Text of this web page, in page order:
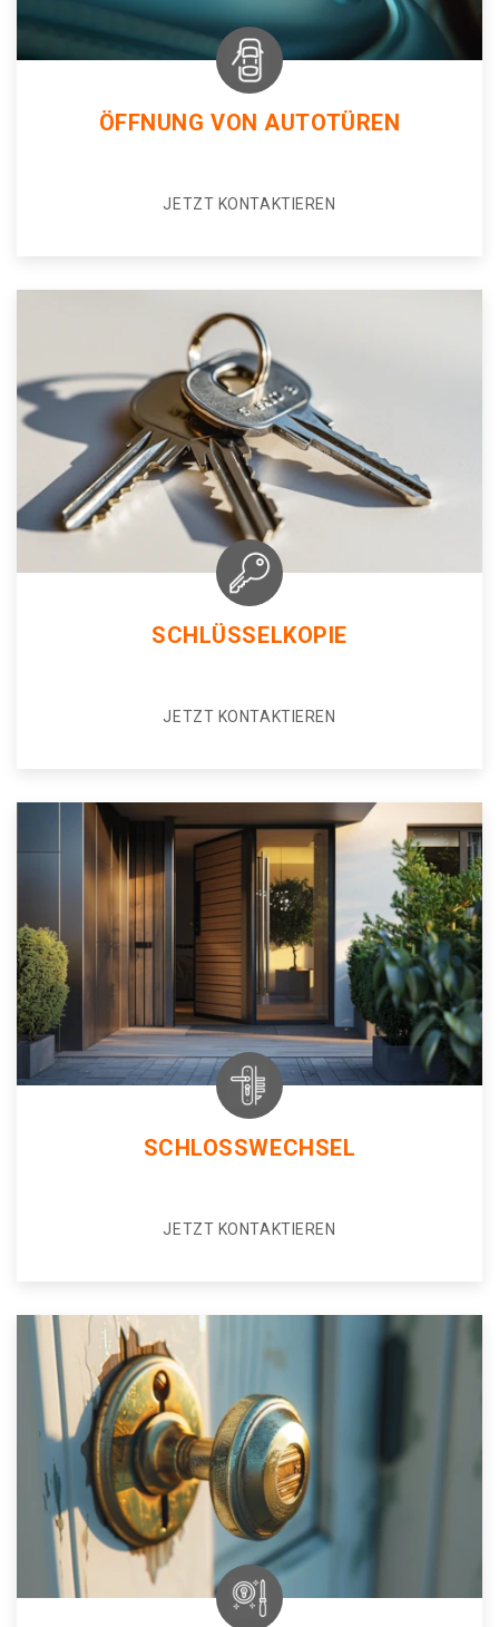
ÖFFNUNG VON AUTOTÜREN
JETZT KONTAKTIEREN
SCHLÜSSELKOPIE
JETZT KONTAKTIEREN
SCHLOSSWECHSEL
JETZT KONTAKTIEREN